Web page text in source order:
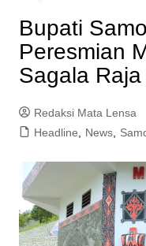
Bupati
Peresmian
Sagala
Redaksi Mata Lensa
Headline
News,